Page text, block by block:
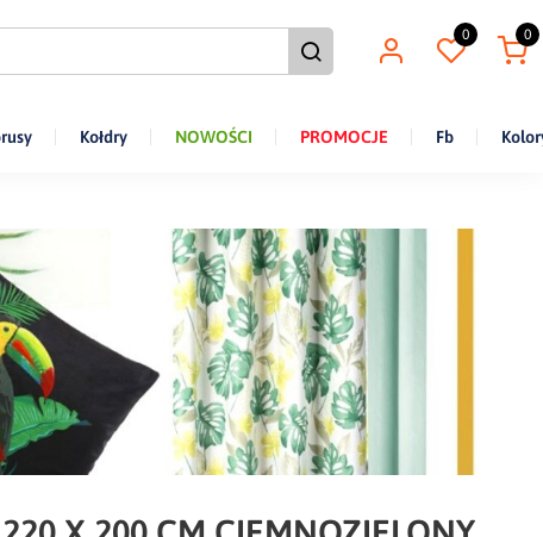
0 0
Kołdry NOWOŚCI PROMOCJE Fb